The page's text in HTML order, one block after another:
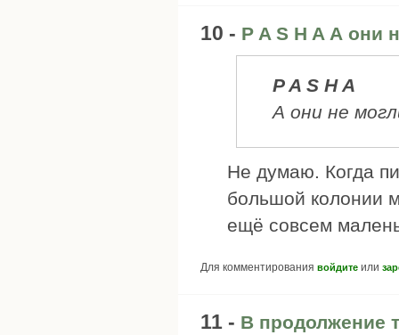
10 - P A S H A А они
P A S H A
А они не
Не думаю. Когда
большой колонии
ещё совсем
Для комментирования войдите или
11 - В продолжение